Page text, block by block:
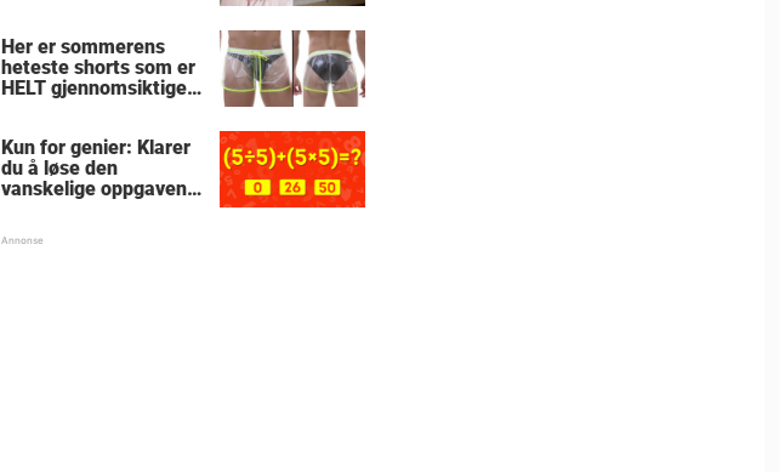
Her er sommerens
heteste shorts som er
HELT gjennomsiktige
Kun for genier: Klarer
du å løse den
vanskelige oppgaven